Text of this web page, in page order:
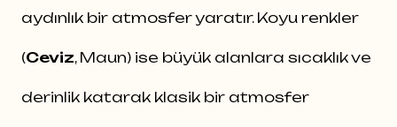
aydınlık bir atmosfer yaratır. Koyu renkler
(Ceviz, Maun) ise büyük alanlara sıcaklık ve
derinlik katarak klasik bir atmosfer